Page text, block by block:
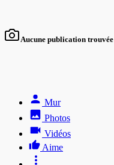
Aucune publication trouvée
Mur
Photos
Vidéos
Aime